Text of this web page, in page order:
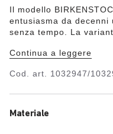
Il modello
entusiasma da decenni
senza tempo. La
spicca su questi
metallizzato. Il laminato
Continua a leggere
Cod. art. 1032947/
Materiale